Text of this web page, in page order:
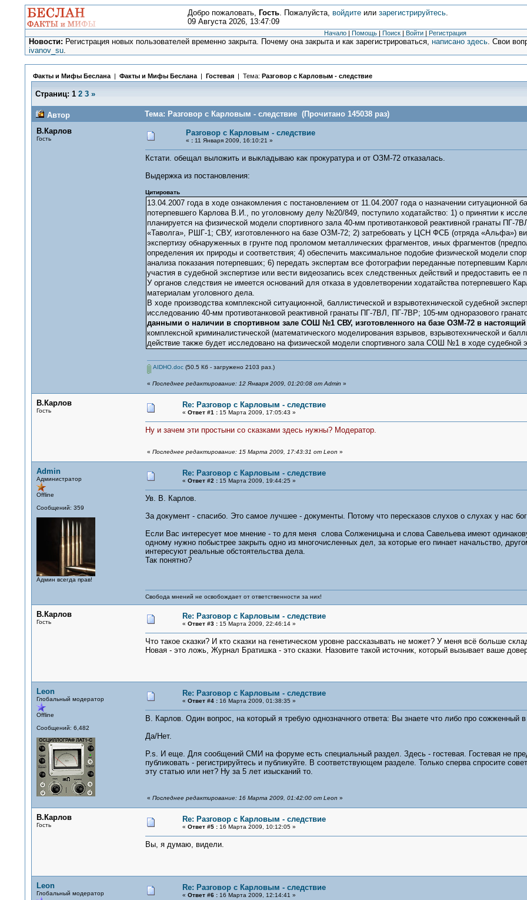
Добро пожаловать, Гость. Пожалуйста, войдитеили зарегистрируйтесь.
09 Августа 2026, 13:47:09
Начало | Помощь | Поиск | Войти | Регистрация
Новости: Регистрация новых пользователей временно закрыта. Почему она закрыта и как зарегистрироваться,написано здесь. Свои
ivanov_su.
Факты и Мифы Беслана| Факты и Мифы Беслана| Гостевая | Тема: Разговор с Карловым - следствие
Страниц: 1 2 3 »
Автор
Тема: Разговор с Карловым - следствие (Прочитано 145038 раз)
В.Карлов
Гость
Разговор с Карловым - следствие
« :11 Января 2009, 16:10:21 »
Кстати. обещал выложить и выкладываю как прокуратура и от ОЗМ-72 отказалась.
Выдержка из постановления:
Цитировать
13.04.2007 года в ходе ознакомления с постановлением от 11.04.2007 года о назначении ситуационной
потерпевшего Карлова В.И., по уголовному делу №20/849, поступило ходатайство: 1) о принятии к
планируется на физической модели спортивного зала 40-мм противотанковой реактивной гранаты ПГ-
«Таволга», РШГ-1; СВУ, изготовленного на базе ОЗМ-72; 2) затребовать у ЦСН ФСБ (отряда «Альфа»)
экспертизу обнаруженных в грунте под проломом металлических фрагментов, иных фрагментов
определения их природы и соответствия; 4) обеспечить максимальное подобие физической модели
анализа показания потерпевших; 6) передать экспертам все фотографии переданные потерпевшим
участия в судебной экспертизе или вести видеозапись всех следственных действий и предоставить ее
У органов следствия не имеется оснований для отказа в удовлетворении ходатайства потерпевшего
материалам уголовного дела.
В ходе производства комплексной ситуационной, баллистической и взрывотехнической судебной
исследованию 40-мм противотанковой реактивной гранаты ПГ-7ВЛ, ПГ-7ВР; 105-мм одноразового
данными о наличии в спортивном зале СОШ №1 СВУ, изготовленного на базе ОЗМ-72 в
комплексной криминалистической (математического моделирования взрывов, взрывотехнической и
действие также будет исследовано на физической модели спортивного зала СОШ №1 в ходе судебной
AIDHO.doc(50.5 Кб - загружено 2103 раз.)
« Последнее редактирование: 12 Января 2009, 01:20:08 от Admin »
В.Карлов
Гость
Re: Разговор с Карловым - следствие
« Ответ #1 :15 Марта 2009, 17:05:43 »
Ну и зачем эти простыни со сказками здесь нужны? Модератор.
« Последнее редактирование: 15 Марта 2009, 17:43:31 от Leon »
Admin
Администратор
Offline
Сообщений: 359
Админ всегда прав!
Re: Разговор с Карловым - следствие
« Ответ #2 :15 Марта 2009, 19:44:25 »
Ув. В. Карлов.
За документ - спасибо. Это самое лучшее - документы. Потому что пересказов слухов о слухах у нас
Если Вас интересует мое мнение - то для меня слова Солженицына и слова Савельева имеют
одному нужно побыстрее закрыть одно из многочисленных дел, за которые его пинает начальство,
интересуют реальные обстоятельства дела.
Так понятно?
Свобода мнений не освобождает от ответственности за них!
В.Карлов
Гость
Re: Разговор с Карловым - следствие
« Ответ #3 :15 Марта 2009, 22:46:14 »
Что такое сказки? И кто сказки на генетическом уровне рассказывать не может? У меня всё больше
Новая - это ложь, Журнал Братишка - это сказки. Назовите такой источник, который вызывает ваше
Leon
Глобальный модератор
Offline
Сообщений: 6,482
Re: Разговор с Карловым - следствие
« Ответ #4 :16 Марта 2009, 01:38:35 »
В. Карлов. Один вопрос, на который я требую однозначного ответа: Вы знаете что либо про сожженный
Да/Нет.
P.s. И еще. Для сообщений СМИ на форуме есть специальный раздел. Здесь - гостевая. Гостевая не
публиковать - регистрируйтесь и публикуйте. В соответствующем разделе. Только сперва спросите
эту статью или нет? Ну за 5 лет изысканий то.
« Последнее редактирование: 16 Марта 2009, 01:42:00 от Leon »
В.Карлов
Гость
Re: Разговор с Карловым - следствие
« Ответ #5 :16 Марта 2009, 10:12:05 »
Вы, я думаю, видели.
Leon
Глобальный модератор
Re: Разговор с Карловым - следствие
« Ответ #6 :16 Марта 2009, 12:14:41 »